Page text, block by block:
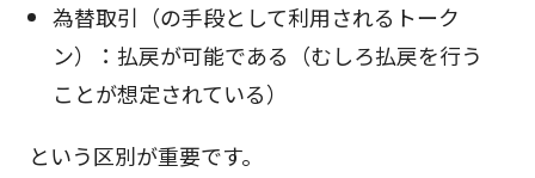
為替取引（の手段として利用されるトーク
ン）：払戻が可能である（むしろ払戻を行う
ことが想定されている）
という区別が重要です。